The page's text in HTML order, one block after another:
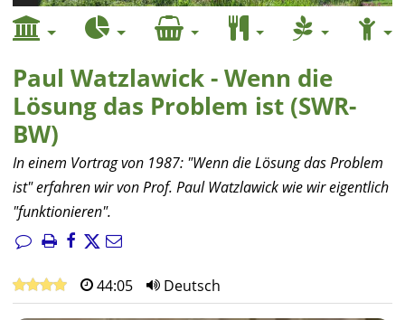
Paul Watzlawick - Wenn die
Lösung das Problem ist (SWR-
BW)
In einem Vortrag von 1987: "Wenn die Lösung das Problem
ist" erfahren wir von Prof. Paul Watzlawick wie wir eigentlich
"funktionieren".
44:05 Deutsch